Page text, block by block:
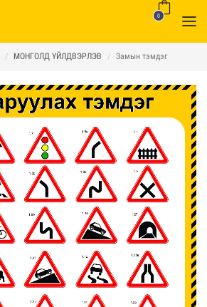
0
МОНГОЛД ҮЙЛДВЭРЛЭВ Замын тэмдэг